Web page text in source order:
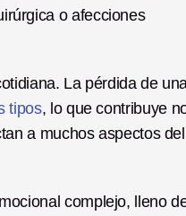
o afecciones
La pérdida de
tipos, lo que contribuye
a muchos aspectos del
complejo, lleno